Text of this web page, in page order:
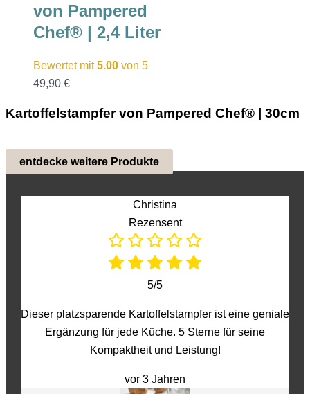
von Pampered
Chef® | 2,4 Liter
Bewertet mit5.00 von 5
49,90 €
Kartoffelstampfer von Pampered Chef® | 30cm
entdecke weitere Produkte
Christina
Rezensent
5/5
Dieser platzsparende Kartoffelstampfer ist eine geniale
Ergänzung für jede Küche. 5 Sterne für seine
Kompaktheit und Leistung!
vor 3 Jahren